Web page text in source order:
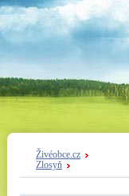
Živéobce.cz
Zlosyň